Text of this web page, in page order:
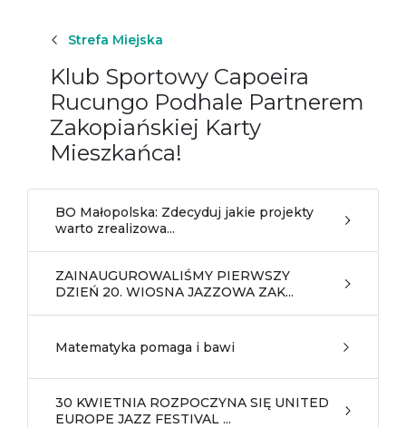
Strefa Miejska
Klub Sportowy Capoeira
Rucungo Podhale Partnerem
Zakopiańskiej Karty
Mieszkańca!
BO Małopolska: Zdecyduj jakie projekty
warto zrealizowa...
ZAINAUGUROWALIŚMY PIERWSZY
DZIEŃ 20. WIOSNA JAZZOWA ZAK...
Matematyka pomaga i bawi
30 KWIETNIA ROZPOCZYNA SIĘ UNITED
EUROPE JAZZ FESTIVAL ...